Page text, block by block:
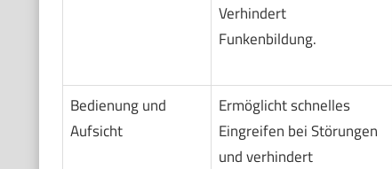
Verhindert
Funkenbildung.
Bedienung und
Aufsicht
Ermöglicht schnelles
Eingreifen bei Störungen
und verhindert